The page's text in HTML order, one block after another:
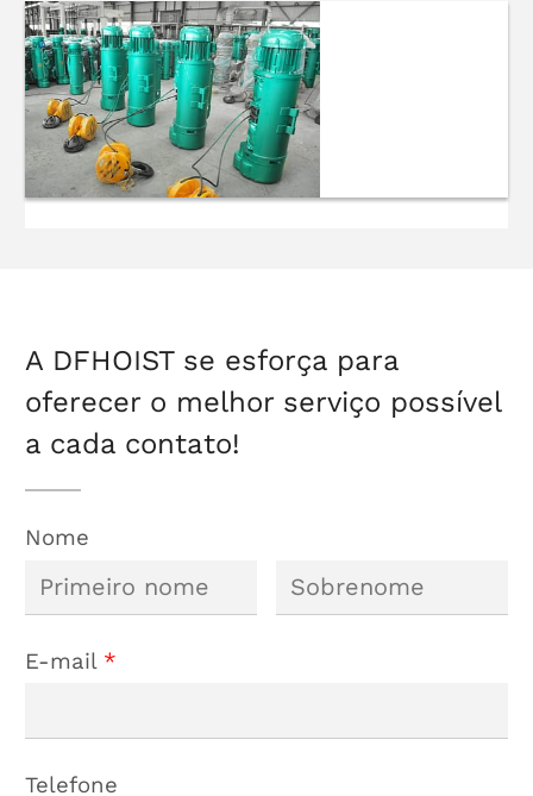
Bloco de
corrente
A DFHOIST se esforça para
oferecer o melhor serviço possível
a cada contato!
Nome
E-mail *
Telefone